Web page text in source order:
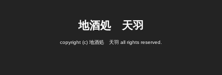
地酒処 天羽
copyright (c) 地酒処 天羽 all rights reserved.